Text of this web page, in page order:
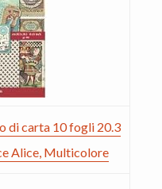
di carta 10 fogli 20.3
Alice, Multicolore